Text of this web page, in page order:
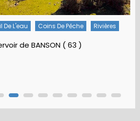
De L'eau Coins De Pêche Rivières
de BANSON ( 63 )